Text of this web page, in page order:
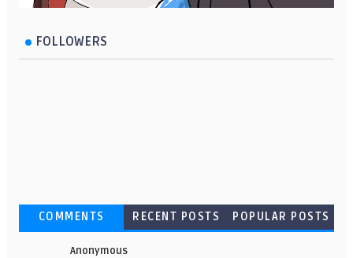
FOLLOWERS
COMMENTS RECENT POSTS POPULAR POSTS
Anonymous